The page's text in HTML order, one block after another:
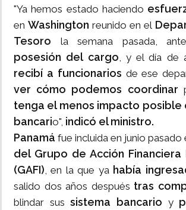
"Ya hemos estado haciendo
en Washington reunido en el
Tesoro la semana pasada,
posesión del cargo, y el día de
recibí a funcionarios de ese
ver cómo podemos coordinar
tenga el menos impacto posible
bancario", indicó el ministro.
Panamá fue incluida en junio pasado
del Grupo de Acción Financiera
(GAFI), en la que ya había
salido dos años después tras
blindar sussistema bancario y